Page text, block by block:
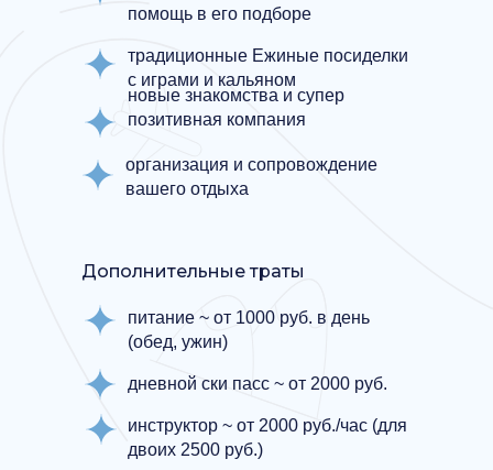
Дополнительные траты
питание ~ от 1000 руб. в день
(обед, ужин)
дневной ски пасс ~ от 2000 руб.
помощь в его подборе
инструктор ~ от 2000 руб./час (для
двоих 2500 руб.)
традиционные Ежиные посиделки
с играми и кальяном
новые знакомства и супер
позитивная компания
организация и сопровождение
вашего отдыха